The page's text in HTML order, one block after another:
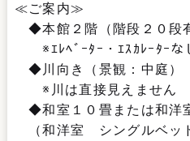
≪ご案内≫
◆本館２階（階段２０段
※ｴﾚﾍﾞｰﾀｰ・ｴｽｶﾚｰﾀｰな
◆川向き（景観：中庭）
※川は直接見えません
◆和室１０畳または和洋
（和洋室 シングルベッ